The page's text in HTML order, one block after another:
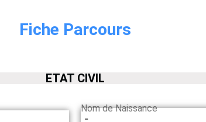
Fiche Parcours
ETAT CIVIL
Nom de Naissance
-